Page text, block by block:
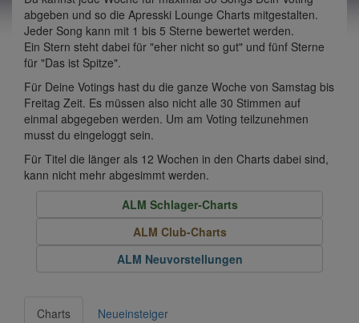
abgeben und so die Apresski Lounge Charts mitgestalten.
Jeder Song kann mit 1 bis 5 Sterne bewertet werden.
Ein Stern steht dabei für "eher nicht so gut" und fünf Sterne
für "Das ist Spitze".
Für Deine Votings hast du die ganze Woche von Samstag bis
Freitag Zeit. Es müssen also nicht alle 30 Stimmen auf
einmal abgegeben werden. Um am Voting teilzunehmen
musst du eingeloggt sein.
Für Titel die länger als 12 Wochen in den Charts dabei sind,
kann nicht mehr abgesimmt werden.
ALM Schlager-Charts
ALM Club-Charts
ALM Neuvorstellungen
Charts Neueinsteiger